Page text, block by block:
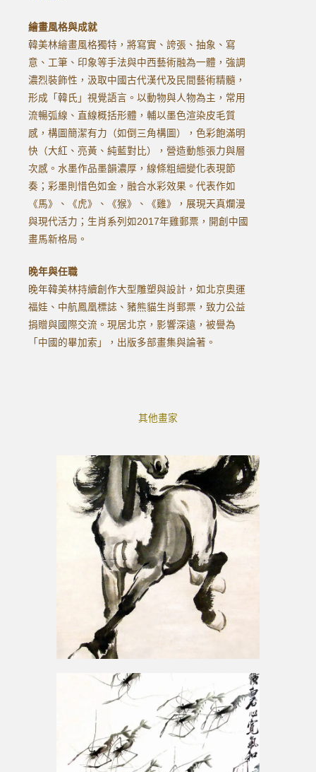
繪畫風格與成就
韓美林繪畫風格獨特，將寫實、誇張、抽象、寫
意、工筆、印象等手法與中西藝術融為一體，強調
濃烈裝飾性，汲取中國古代漢代及民間藝術精髓，
形成「韓氏」視覺語言。以動物與人物為主，常用
流暢弧線、直線概括形體，輔以墨色渲染皮毛質
感，構圖簡潔有力（如倒三角構圖），色彩飽滿明
快（大紅、亮黃、純藍對比），營造動態張力與層
次感。水墨作品墨韻濃厚，線條粗細變化表現節
奏；彩墨則惜色如金，融合水彩效果。代表作如
《馬》、《虎》、《猴》、《雞》，展現天真爛漫
與現代活力；生肖系列如2017年雞郵票，開創中國
畫馬新格局。
晚年與任職
晚年韓美林持續創作大型雕塑與設計，如北京奧運
福娃、中航鳳凰標誌、豬熊貓生肖郵票，致力公益
捐贈與國際交流。現居北京，影響深遠，被譽為
「中國的畢加索」，出版多部畫集與論著。
其他畫家